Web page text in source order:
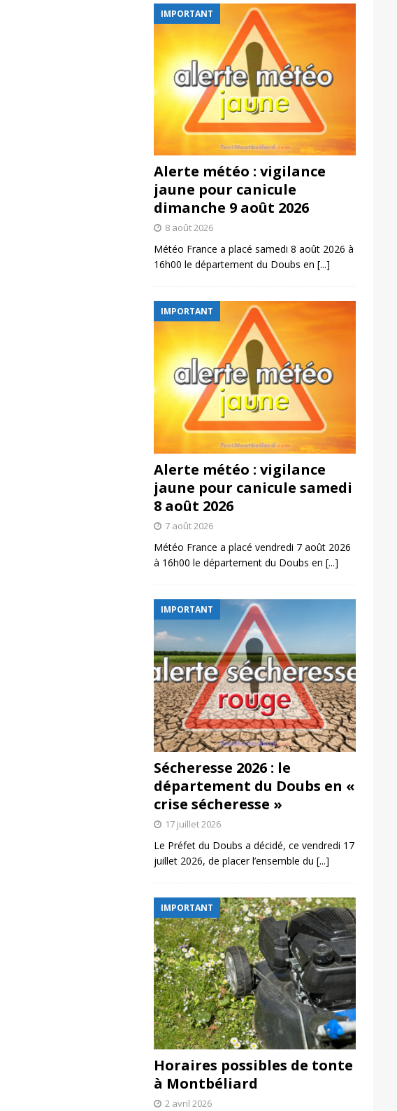
IMPORTANT
Alerte météo : vigilance
jaune pour canicule
dimanche 9 août 2026
8 août 2026
Météo France a placé samedi 8 août 2026 à
16h00 le département du Doubs en [...]
IMPORTANT
Alerte météo : vigilance
jaune pour canicule samedi
8 août 2026
7 août 2026
Météo France a placé vendredi 7 août 2026
à 16h00 le département du Doubs en [...]
IMPORTANT
Sécheresse 2026 : le
département du Doubs en «
crise sécheresse »
17 juillet 2026
Le Préfet du Doubs a décidé, ce vendredi 17
juillet 2026, de placer l’ensemble du [...]
IMPORTANT
Horaires possibles de tonte
à Montbéliard
2 avril 2026